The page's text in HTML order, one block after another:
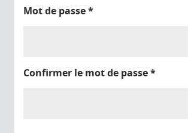
Mot de passe*
Confirmer le mot de passe*